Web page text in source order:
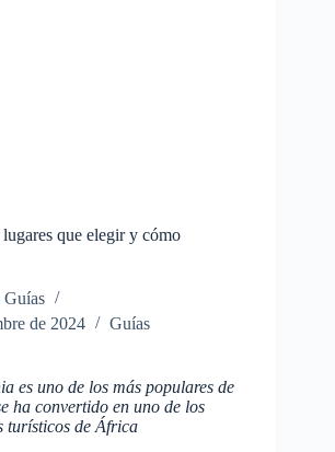
que elegir y cómo
Guías
de 2024
Guías
es uno de los más populares de
ha convertido en uno de los
turísticos de África